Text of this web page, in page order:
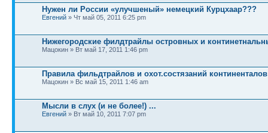
Нужен ли России «улучшеный» немецкий Курцхаар???
Евгений » Чт май 05, 2011 6:25 pm
Нижегородские филдтрайлы островных и
Мацокин » Вт май 17, 2011 1:46 pm
Правила фильдтрайлов и охот.состязаний
Мацокин » Вс май 15, 2011 1:46 am
Мысли в слух (и не более!) ...
Евгений » Вт май 10, 2011 7:07 pm